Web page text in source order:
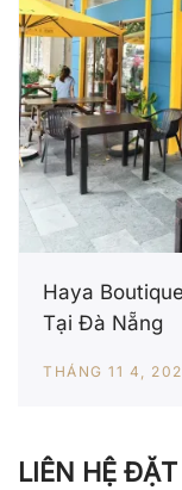
Haya
Tại Đà Nẵng
THÁNG 11 4,
LIÊN HỆ